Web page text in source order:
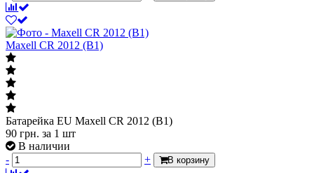
Maxell CR 2012 (B1)
Батарейка EU Maxell CR 2012 (B1)
90 грн. за 1 шт
В наличии
-
+ В корзину